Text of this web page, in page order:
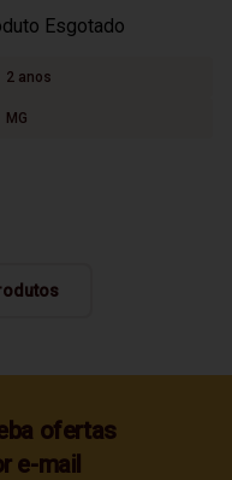
Esgotado
2 anos
MG
ofertas
e-mail